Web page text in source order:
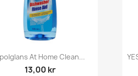
 Snabbvy
At Home Clean...
13,00 kr